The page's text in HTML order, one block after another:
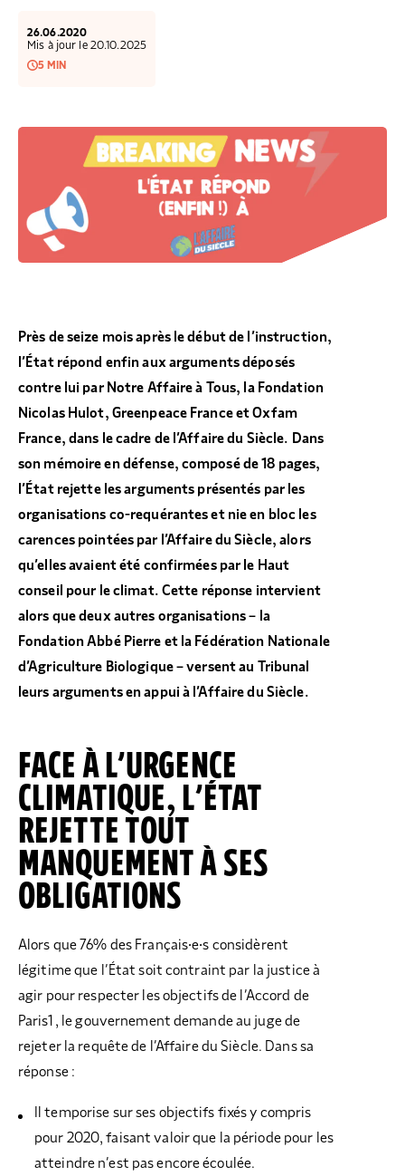
NOS FONDATIONS ABRITÉES
NOS ÉVÉNEMENTS
SOUTENIR L’ENGAGEMENT DES HABITANTS
DÉFENDRE L’ACCÈS AUX DROITS
RAPPORTS SUR L’ÉTAT DU MAL-LOGEMENT
FAIRE UN DON IFI
PARTENARIATS ENTREPRISES
RÉDUCTIONS FISCALES
26.06.2020
Mis à jour le 20.10.2025
5 MIN
Près de seize mois après le début de l’instruction,
l’État répond enfin aux arguments déposés
contre lui par Notre Affaire à Tous, la Fondation
Nicolas Hulot, Greenpeace France et Oxfam
France, dans le cadre de l’Affaire du Siècle. Dans
son mémoire en défense, composé de 18 pages,
l’État rejette les arguments présentés par les
organisations co-requérantes et nie en bloc les
carences pointées par l’Affaire du Siècle, alors
qu’elles avaient été confirmées par le Haut
conseil pour le climat. Cette réponse intervient
alors que deux autres organisations – la
Fondation Abbé Pierre et la Fédération Nationale
d’Agriculture Biologique – versent au Tribunal
leurs arguments en appui à l’Affaire du Siècle.
FACE À L’URGENCE
CLIMATIQUE, L’ÉTAT
REJETTE TOUT
MANQUEMENT À SES
OBLIGATIONS
Alors que 76% des Français·e·s considèrent
légitime que l’État soit contraint par la justice à
agir pour respecter les objectifs de l’Accord de
Paris1 , le gouvernement demande au juge de
rejeter la requête de l’Affaire du Siècle. Dans sa
réponse :
Il temporise sur ses objectifs fixés y compris
pour 2020, faisant valoir que la période pour les
atteindre n’est pas encore écoulée.